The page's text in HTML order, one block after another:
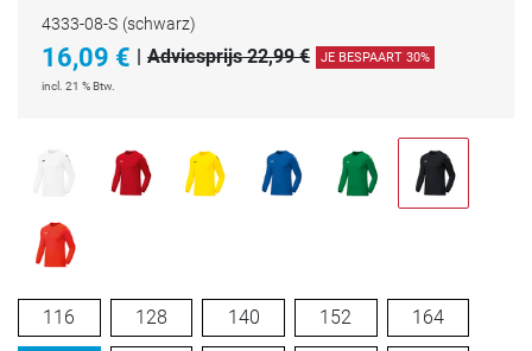
4333-08-S (schwarz)
16,09 € Adviesprijs 22,99 € JE BESPAART 30%
incl. 21 % Btw.
116 128 140 152 164